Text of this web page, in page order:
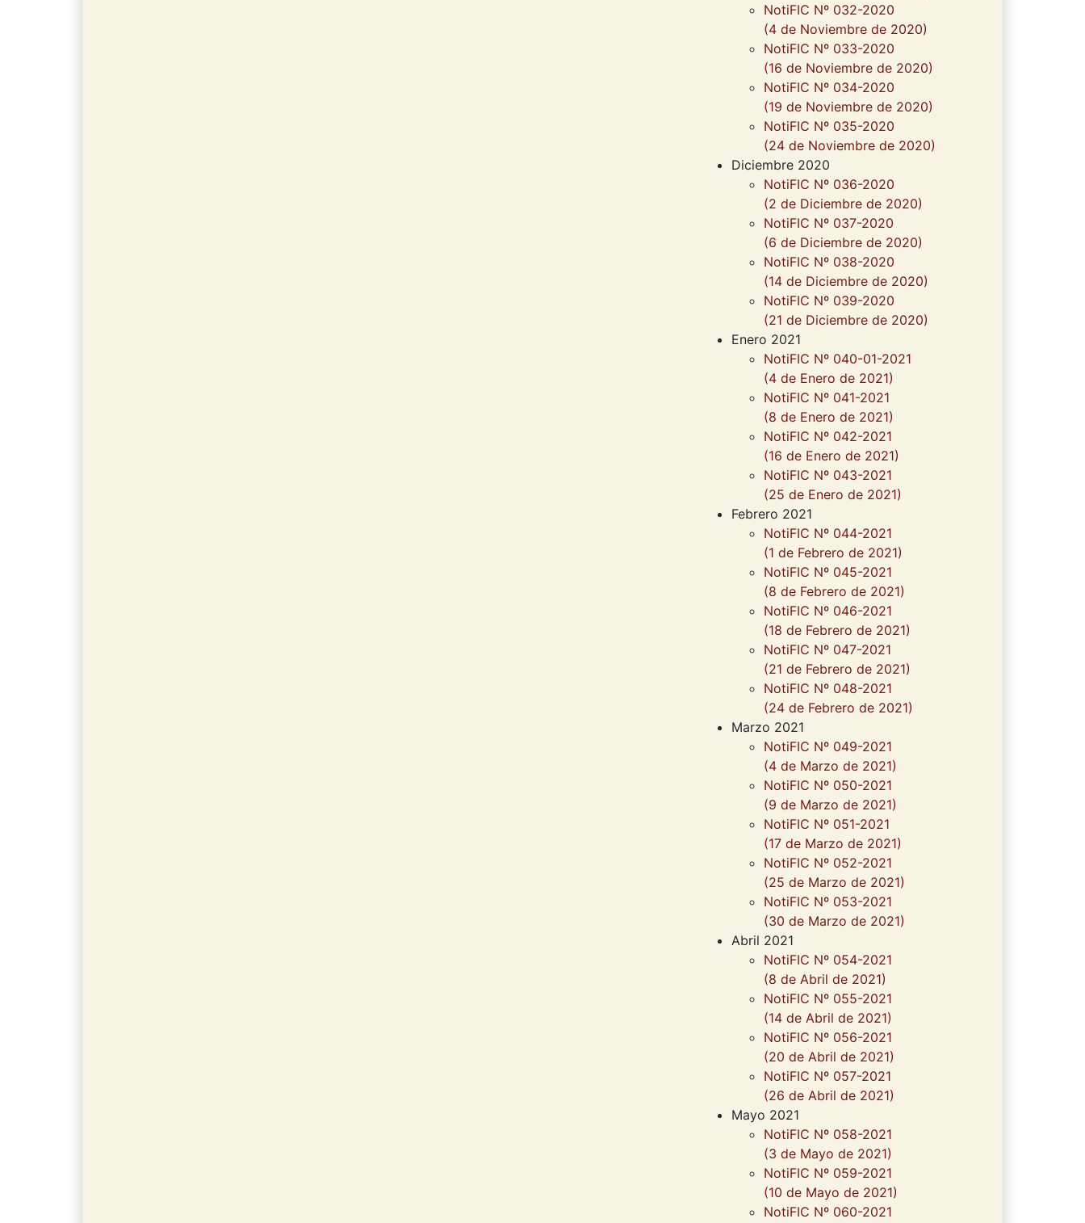
NotiFIC Nº 032-2020
(4 de Noviembre de 2020)
NotiFIC Nº 033-2020
(16 de Noviembre de 2020)
NotiFIC Nº 034-2020
(19 de Noviembre de 2020)
NotiFIC Nº 035-2020
(24 de Noviembre de 2020)
Diciembre 2020
NotiFIC Nº 036-2020
(2 de Diciembre de 2020)
NotiFIC Nº 037-2020
(6 de Diciembre de 2020)
NotiFIC Nº 038-2020
(14 de Diciembre de 2020)
NotiFIC Nº 039-2020
(21 de Diciembre de 2020)
Enero 2021
NotiFIC Nº 040-01-2021
(4 de Enero de 2021)
NotiFIC Nº 041-2021
(8 de Enero de 2021)
NotiFIC Nº 042-2021
(16 de Enero de 2021)
NotiFIC Nº 043-2021
(25 de Enero de 2021)
Febrero 2021
NotiFIC Nº 044-2021
(1 de Febrero de 2021)
NotiFIC Nº 045-2021
(8 de Febrero de 2021)
NotiFIC Nº 046-2021
(18 de Febrero de 2021)
NotiFIC Nº 047-2021
(21 de Febrero de 2021)
NotiFIC Nº 048-2021
(24 de Febrero de 2021)
Marzo 2021
NotiFIC Nº 049-2021
(4 de Marzo de 2021)
NotiFIC Nº 050-2021
(9 de Marzo de 2021)
NotiFIC Nº 051-2021
(17 de Marzo de 2021)
NotiFIC Nº 052-2021
(25 de Marzo de 2021)
NotiFIC Nº 053-2021
(30 de Marzo de 2021)
Abril 2021
NotiFIC Nº 054-2021
(8 de Abril de 2021)
NotiFIC Nº 055-2021
(14 de Abril de 2021)
NotiFIC Nº 056-2021
(20 de Abril de 2021)
NotiFIC Nº 057-2021
(26 de Abril de 2021)
Mayo 2021
NotiFIC Nº 058-2021
(3 de Mayo de 2021)
NotiFIC Nº 059-2021
(10 de Mayo de 2021)
NotiFIC Nº 060-2021